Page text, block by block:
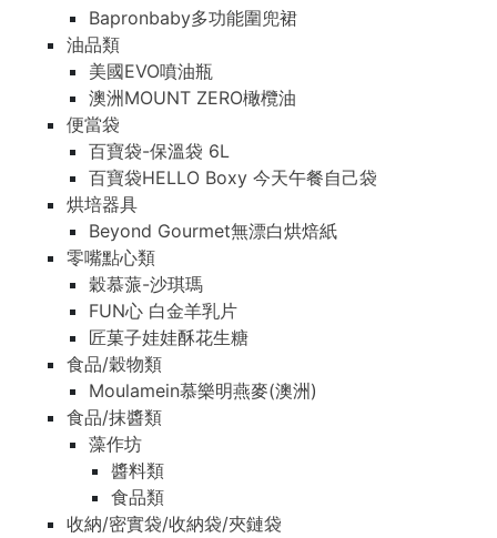
Bapronbaby多功能圍兜裙
油品類
美國EVO噴油瓶
澳洲MOUNT ZERO橄欖油
便當袋
百寶袋-保溫袋 6L
百寶袋HELLO Boxy 今天午餐自己袋
烘培器具
Beyond Gourmet無漂白烘焙紙
零嘴點心類
穀慕蒎-沙琪瑪
FUN心 白金羊乳片
匠菓子娃娃酥花生糖
食品/穀物類
Moulamein慕樂明燕麥(澳洲)
食品/抹醬類
藻作坊
醬料類
食品類
收納/密實袋/收納袋/夾鏈袋